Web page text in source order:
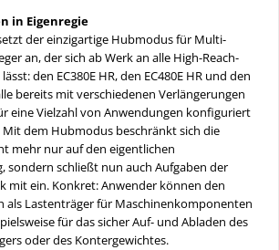
in Eigenregie
der einzigartige Hubmodus für Multi-
an, der sich ab Werk an alle High-Reach-
den EC380E HR, den EC480E HR und den
bereits mit verschiedenen Verlängerungen
eine Vielzahl von Anwendungen konfiguriert
dem Hubmodus beschränkt sich die
mehr nur auf den eigentlichen
sondern schließt nun auch Aufgaben der
mit ein. Konkret: Anwender können den
als Lastenträger für Maschinenkomponenten
für das sicher Auf- und Abladen des
oder des Kontergewichtes.